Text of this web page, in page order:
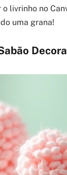
livrinho no
uma grana!